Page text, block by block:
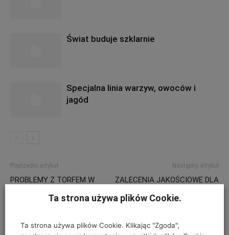
Świat buduje szklarnie
Specjalna linia warzyw, owoców i
jagód
Poprzedni artykuł
PROBLEMY Z TORFEM W
Następny artykuł
ZALECENIA JAKOŚCIOWE DLA
SZKÓŁKARSKIEGO, część IV
Ta strona używa plików Cookie.
Ta strona używa plików Cookie. Klikając "Zgoda",